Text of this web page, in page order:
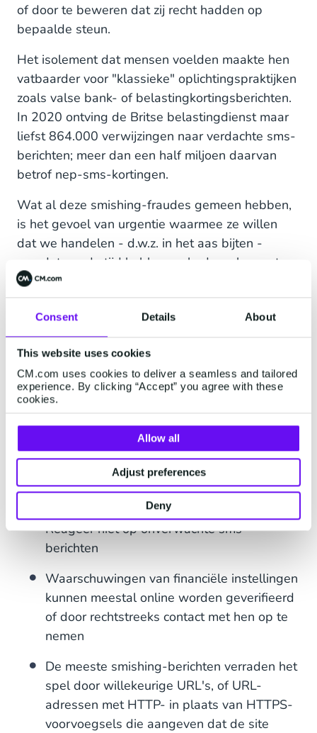
Consent Details About
This website uses cookies
CM.com uses cookies to deliver a seamless and tailored
experience. By clicking “Accept” you agree with these
cookies.
Allow all
Adjust preferences
Deny
of door te beweren dat zij recht hadden op
bepaalde steun.
Het isolement dat mensen voelden maakte hen
vatbaarder voor "klassieke" oplichtingspraktijken
zoals valse bank- of belastingkortingsberichten.
In 2020 ontving de Britse belastingdienst maar
liefst 864.000 verwijzingen naar verdachte sms-
berichten; meer dan een half miljoen daarvan
betrof nep-sms-kortingen.
Wat al deze smishing-fraudes gemeen hebben,
is het gevoel van urgentie waarmee ze willen
dat we handelen - d.w.z. in het aas bijten -
voordat we de tijd hebben gehad ze als nep te
herkennen. Dit is het eerste teken dat je het
sms-bericht moet negeren en verwijderen. Maar
er zijn nog andere manieren om te voorkomen
dat je slachtoffer wordt van een smishing-
aanval.
Hoe kun je smishing
voorkomen
Er zijn een aantal algemene regels die we
allemaal in acht moeten nemen:
Reageer niet op onverwachte sms-
berichten
Waarschuwingen van financiële instellingen
kunnen meestal online worden geverifieerd
of door rechtstreeks contact met hen op te
nemen
De meeste smishing-berichten verraden het
spel door willekeurige URL's, of URL-
adressen met HTTP- in plaats van HTTPS-
voorvoegsels die aangeven dat de site